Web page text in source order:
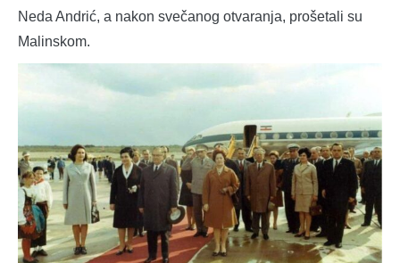
Neda Andrić, a nakon svečanog otvaranja, prošetali su
Malinskom.